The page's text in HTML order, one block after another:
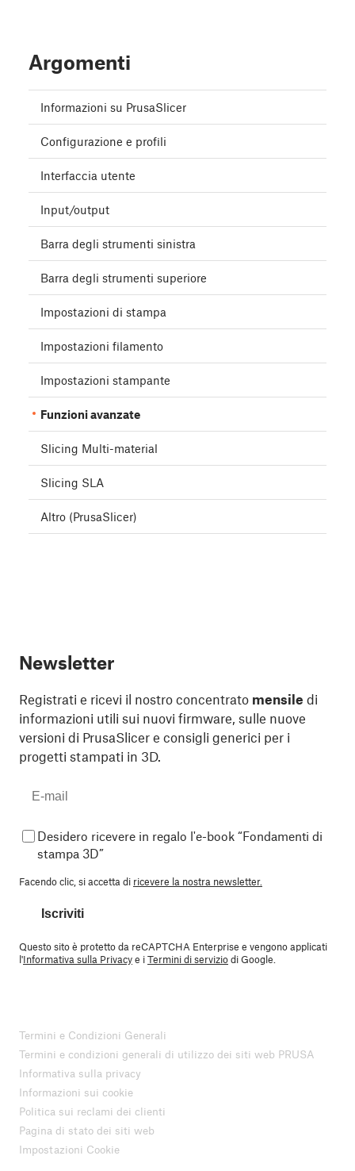
Argomenti
Informazioni su PrusaSlicer
Configurazione e profili
Interfaccia utente
Input/output
Barra degli strumenti sinistra
Barra degli strumenti superiore
Impostazioni di stampa
Impostazioni filamento
Impostazioni stampante
Funzioni avanzate
Slicing Multi-material
Slicing SLA
Altro (PrusaSlicer)
Newsletter
Registrati e ricevi il nostro concentrato mensile di
informazioni utili sui nuovi firmware, sulle nuove
versioni di PrusaSlicer e consigli generici per i
progetti stampati in 3D.
Desidero ricevere in regalo l'e-book “Fondamenti di
stampa 3D”
Facendo clic, si accetta di ricevere la nostra newsletter.
Iscriviti
Questo sito è protetto da reCAPTCHA Enterprise e vengono applicati
l'Informativa sulla Privacye iTermini di serviziodi Google.
Termini e Condizioni Generali
Termini e condizioni generali di utilizzo dei siti web PRUSA
Informativa sulla privacy
Informazioni sui cookie
Politica sui reclami dei clienti
Pagina di stato dei siti web
Impostazioni Cookie